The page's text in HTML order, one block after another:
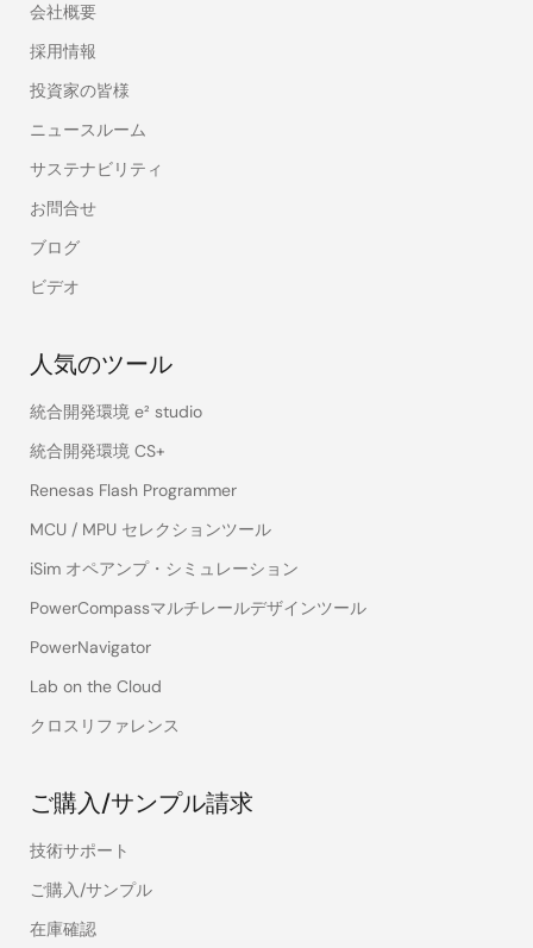
会社概要
採用情報
投資家の皆様
ニュースルーム
サステナビリティ
お問合せ
ブログ
ビデオ
人気のツール
統合開発環境 e² studio
統合開発環境 CS+
Renesas Flash Programmer
MCU / MPU セレクションツール
iSim オペアンプ・シミュレーション
PowerCompassマルチレールデザインツール
PowerNavigator
Lab on the Cloud
クロスリファレンス
ご購入/サンプル請求
技術サポート
ご購入/サンプル
在庫確認